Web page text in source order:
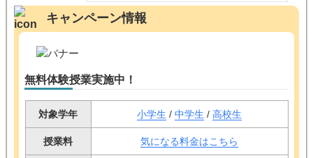
キャンペーン情報
無料体験授業実施中！
対象学年 小学生 / 中学生 / 高校生
授業料 気になる料金はこちら